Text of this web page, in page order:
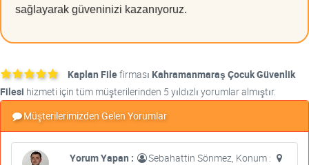
sağlayarak güveninizi kazanıyoruz.
Kaplan Filefirması Kahramanmaraş Çocuk Güvenlik
Filesi hizmeti için tüm müşterilerinden 5 yıldızlı yorumlar almıştır.
Müşterilerimizden Gelen Yorumlar
Yorum Yapan :
Sebahattin Sönmez, Konum :